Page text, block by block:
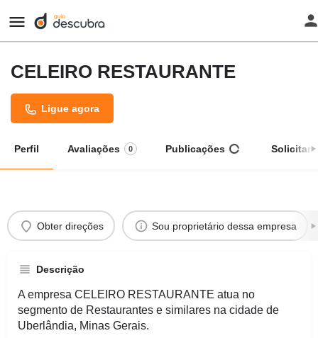
CELEIRO RESTAURANTE
Ligue agora
Perfil Avaliações 0 Publicações Solicitar
Obter direções Sou proprietário dessa empresa
Descrição
A empresa CELEIRO RESTAURANTE atua no
segmento de Restaurantes e similares na cidade de
Uberlândia, Minas Gerais.